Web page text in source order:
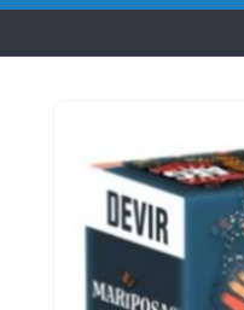
información
del producto